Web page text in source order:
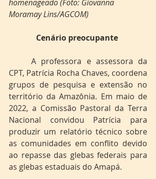
homenageado (Foto: Giovanna
Moramay Lins/AGCOM)
Cenário preocupante
	A professora e assessora da
CPT, Patrícia Rocha Chaves, coordena
grupos de pesquisa e extensão no
território da Amazônia. Em maio de
2022, a Comissão Pastoral da Terra
Nacional convidou Patrícia para
produzir um relatório técnico sobre
as comunidades em conflito devido
ao repasse das glebas federais para
as glebas estaduais do Amapá.